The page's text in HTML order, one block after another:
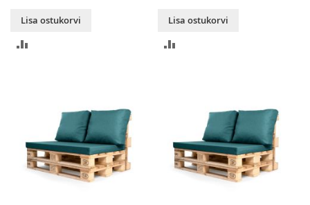
Lisa ostukorvi
Lisa ostukorvi